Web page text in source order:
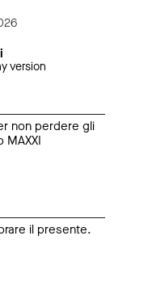
version
non perdere gli
MAXXI
il presente.